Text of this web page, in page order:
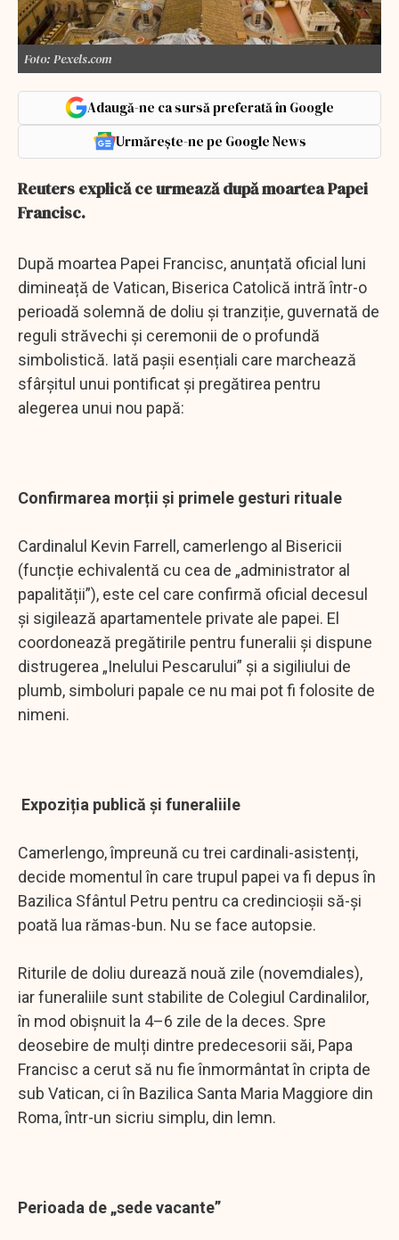
Foto: Pexels.com
Adaugă-ne ca sursă preferată în Google
Urmărește-ne pe Google News
Reuters explică ce urmează după moartea Papei
Francisc.
După moartea Papei Francisc, anunțată oficial luni
dimineață de Vatican, Biserica Catolică intră într-o
perioadă solemnă de doliu și tranziție, guvernată de
reguli străvechi și ceremonii de o profundă
simbolistică. Iată pașii esențiali care marchează
sfârșitul unui pontificat și pregătirea pentru
alegerea unui nou papă:
Confirmarea morții și primele gesturi rituale
Cardinalul Kevin Farrell, camerlengo al Bisericii
(funcție echivalentă cu cea de „administrator al
papalității”), este cel care confirmă oficial decesul
și sigilează apartamentele private ale papei. El
coordonează pregătirile pentru funeralii și dispune
distrugerea „Inelului Pescarului” și a sigiliului de
plumb, simboluri papale ce nu mai pot fi folosite de
nimeni.
Expoziția publică și funeraliile
Camerlengo, împreună cu trei cardinali-asistenți,
decide momentul în care trupul papei va fi depus în
Bazilica Sfântul Petru pentru ca credincioșii să-și
poată lua rămas-bun. Nu se face autopsie.
Riturile de doliu durează nouă zile (novemdiales),
iar funeraliile sunt stabilite de Colegiul Cardinalilor,
în mod obișnuit la 4–6 zile de la deces. Spre
deosebire de mulți dintre predecesorii săi, Papa
Francisc a cerut să nu fie înmormântat în cripta de
sub Vatican, ci în Bazilica Santa Maria Maggiore din
Roma, într-un sicriu simplu, din lemn.
Perioada de „sede vacante”